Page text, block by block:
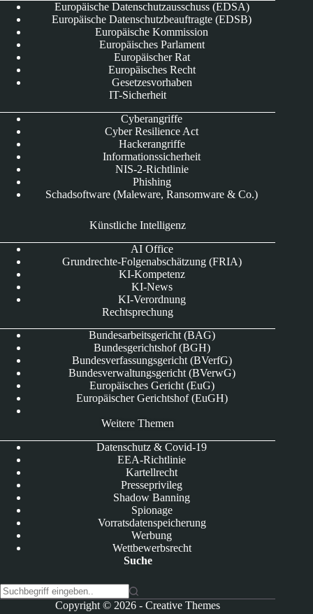
Europäische Datenschutzausschuss (EDSA)
Europäische Datenschutzbeauftragte (EDSB)
Europäische Kommission
Europäisches Parlament
Europäischer Rat
Europäisches Recht
Gesetzesvorhaben
IT-Sicherheit
Cyberangriffe
Cyber Resilience Act
Hackerangriffe
Informationssicherheit
NIS-2-Richtlinie
Phishing
Schadsoftware (Maleware, Ransomware & Co.)
Künstliche Intelligenz
AI Office
Grundrechte-Folgenabschätzung (FRIA)
KI-Kompetenz
KI-News
KI-Verordnung
Rechtsprechung
Bundesarbeitsgericht (BAG)
Bundesgerichtshof (BGH)
Bundesverfassungsgericht (BVerfG)
Bundesverwaltungsgericht (BVerwG)
Europäisches Gericht (EuG)
Europäischer Gerichtshof (EuGH)
Weitere Themen
Datenschutz & Covid-19
EEA-Richtlinie
Kartellrecht
Presseprivileg
Shadow Banning
Spionage
Vorratsdatenspeicherung
Werbung
Wettbewerbsrecht
Suche
Copyright © 2026 -Creative Themes